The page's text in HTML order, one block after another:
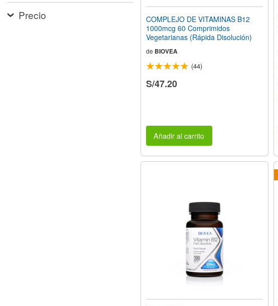
usando
un Precio
COMPLEJO DE VITAMINAS B12
1000mcg 60 Comprimidos
Vegetarianas (Rápida Disolución)
de BIOVEA
(44)
S/47.20
Añadir al carrito